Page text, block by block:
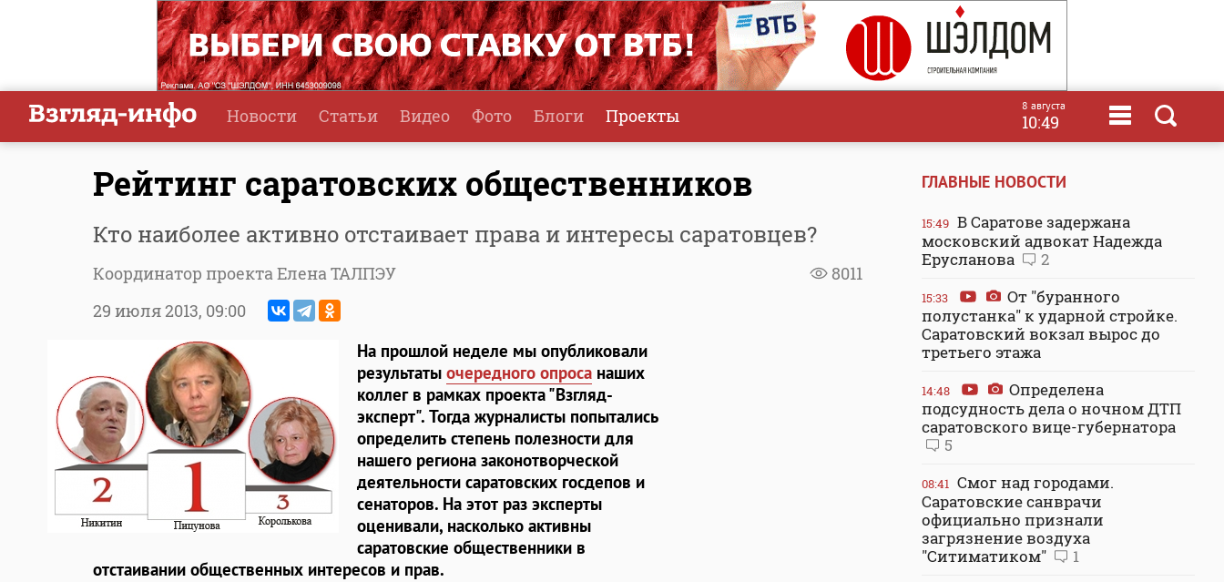
Новости Статьи Видео Фото Блоги Проекты 8 августа
10:49
Рейтинг саратовских общественников
Кто наиболее активно отстаивает права и интересы саратовцев?
Координатор проекта Елена ТАЛПЭУ
8011
29 июля 2013, 09:00
На прошлой неделе мы опубликовали
результаты очередного опроса наших
коллег в рамках проекта "Взгляд-
эксперт". Тогда журналисты попытались
определить степень полезности для
нашего региона законотворческой
деятельности саратовских госдепов и
сенаторов. На этот раз эксперты
оценивали, насколько активны
саратовские общественники в
отстаивании общественных интересов и прав.
ГЛАВНЫЕ НОВОСТИ
15:49 В Саратове задержана
московский адвокат Надежда
Ерусланова
2
15:33
От "буранного
полустанка" к ударной стройке.
Саратовский вокзал вырос до
третьего этажа
14:48
Определена
подсудность дела о ночном ДТП
саратовского вице-губернатора
5
08:41 Смог над городами.
Саратовские санврачи
официально признали
загрязнение воздуха
"Ситиматиком"
1